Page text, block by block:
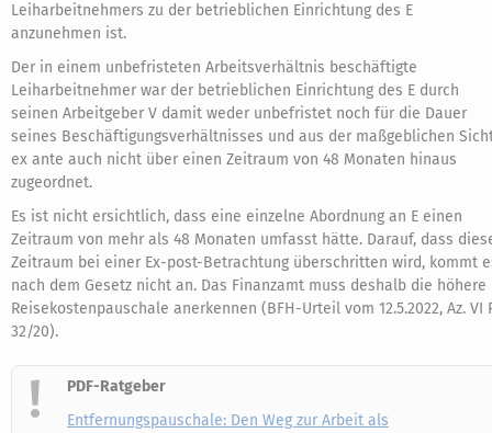
Leiharbeitnehmers zu der betrieblichen Einrichtung des E
anzunehmen ist.
Der in einem unbefristeten Arbeitsverhältnis beschäftigte
Leiharbeitnehmer war der betrieblichen Einrichtung des E durch
seinen Arbeitgeber V damit weder unbefristet noch für die Dauer
seines Beschäftigungsverhältnisses und aus der maßgeblichen
ex ante auch nicht über einen Zeitraum von 48 Monaten hinaus
zugeordnet.
Es ist nicht ersichtlich, dass eine einzelne Abordnung an E einen
Zeitraum von mehr als 48 Monaten umfasst hätte. Darauf, dass
Zeitraum bei einer Ex-post-Betrachtung überschritten wird, kommt
nach dem Gesetz nicht an. Das Finanzamt muss deshalb die höhere
Reisekostenpauschale anerkennen (BFH-Urteil vom 12.5.2022, Az. VI
32/20).
PDF-Ratgeber
Entfernungspauschale: Den Weg zur Arbeit als